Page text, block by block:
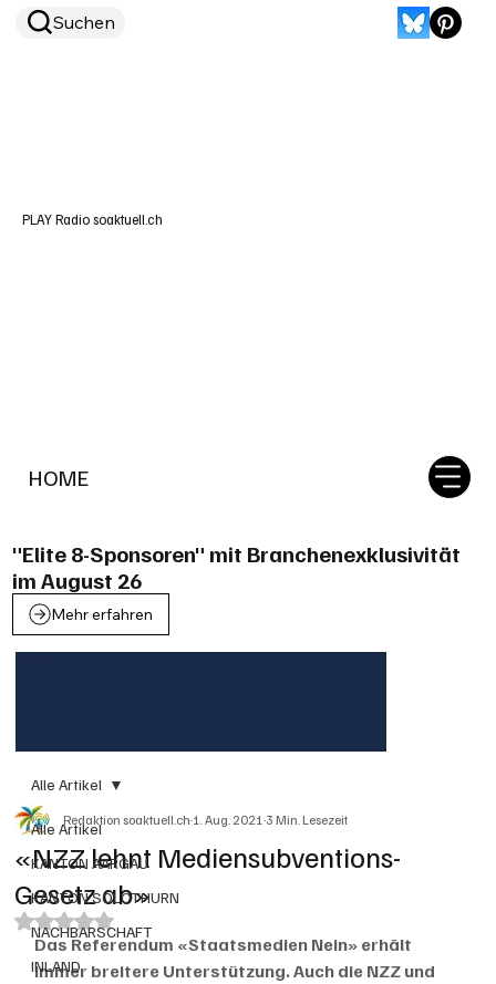
HOME
Suchen
PLAY Radio soaktuell.ch
"Elite 8-Sponsoren" mit Branchenexklusivität
im August 26
Mehr erfahren
Alle Artikel
KANTON AARGAU
KANTON SOLOTHURN
NACHBARSCHAFT
INLAND
Alle Artikel
«NZZ lehnt Mediensubventions-
Gesetz ab»
Redaktion soaktuell.ch1. Aug. 20213 Min. Lesezeit
Mit NaN von 5 Sternen bewertet.
Das Referendum «Staatsmedien Nein» erhält
immer breitere Unterstützung. Auch die NZZ und